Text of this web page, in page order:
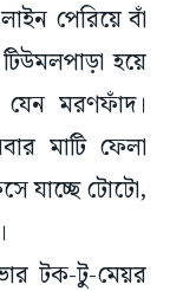
পেরিয়ে বাঁ
হয়ে
যেন মরণফাঁদ।
মাটি ফেলা
যাচ্ছে টোটো,
টক-টু-মেয়র